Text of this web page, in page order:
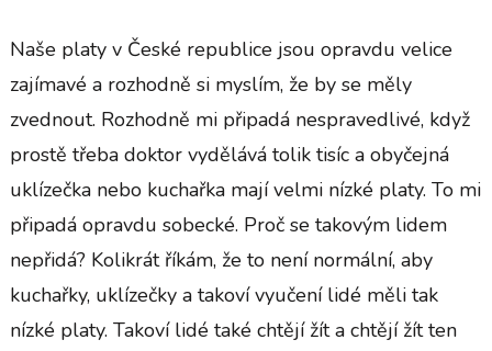
Naše platy v České republice jsou opravdu velice
zajímavé a rozhodně si myslím, že by se měly
zvednout. Rozhodně mi připadá nespravedlivé, když
prostě třeba doktor vydělává tolik tisíc a obyčejná
uklízečka nebo kuchařka mají velmi nízké platy. To mi
připadá opravdu sobecké. Proč se takovým lidem
nepřidá? Kolikrát říkám, že to není normální, aby
kuchařky, uklízečky a takoví vyučení lidé měli tak
nízké platy. Takoví lidé také chtějí žít a chtějí žít ten